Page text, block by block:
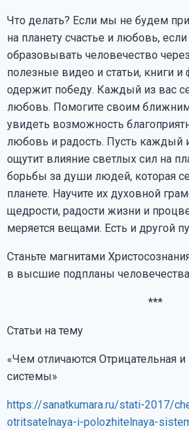
Что делать? Если мы не будем
на планету счастье и любовь,
образовывать человечество
полезные видео и статьи, книги
одержит победу. Каждый из вас
любовь. Помогите своим
увидеть возможность
любовь и радость. Пусть каждый
ощутит влияние светлых сил на
борьбы за души людей, которая
планете. Научите их духовной
щедрости, радости жизни и
меряется вещами. Есть и другой
Станьте магнитами
в высшие подпланы
***
Статьи на тему
«Чем отличаются Отрицательная
системы»
https://sanatkumara.ru/stati-2017/
otritsatelnaya-i-polozhitelnaya-